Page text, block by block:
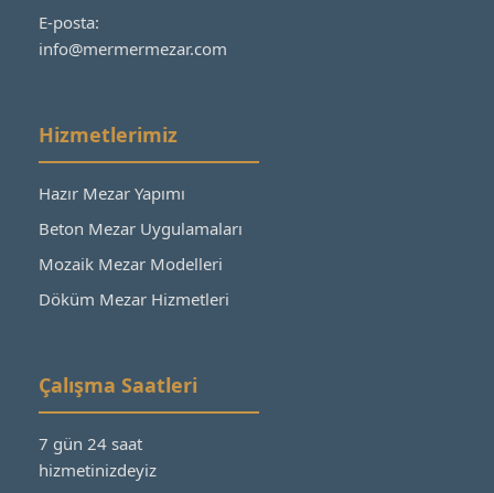
E-posta:
info@mermermezar.com
Hizmetlerimiz
Hazır Mezar Yapımı
Beton Mezar Uygulamaları
Mozaik Mezar Modelleri
Döküm Mezar Hizmetleri
Çalışma Saatleri
7 gün 24 saat
hizmetinizdeyiz